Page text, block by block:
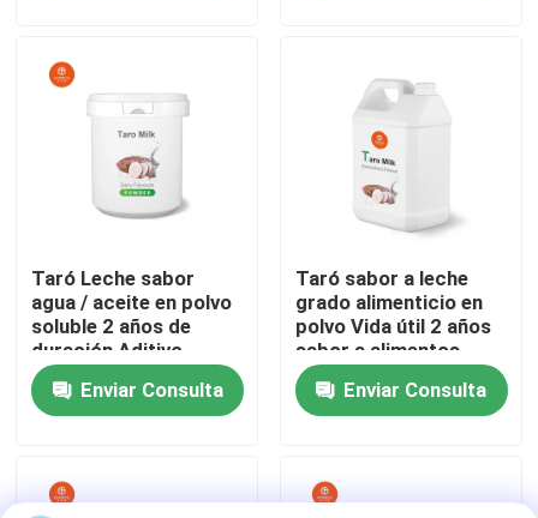
Viaje de la fábrica
Control de calidad
Éntrenos en contacto con
Pida una cita
Sabor de las bebidas
Taró Leche sabor
agua / aceite en polvo
soluble 2 años de
duración Aditivo
alimentario
Enviar Consulta
Taró sabor a leche
grado alimenticio en
polvo Vida útil 2 años
sabor a alimentos
aditivo alimentario
líquido soluble en
agua/aceite
Enviar Consulta